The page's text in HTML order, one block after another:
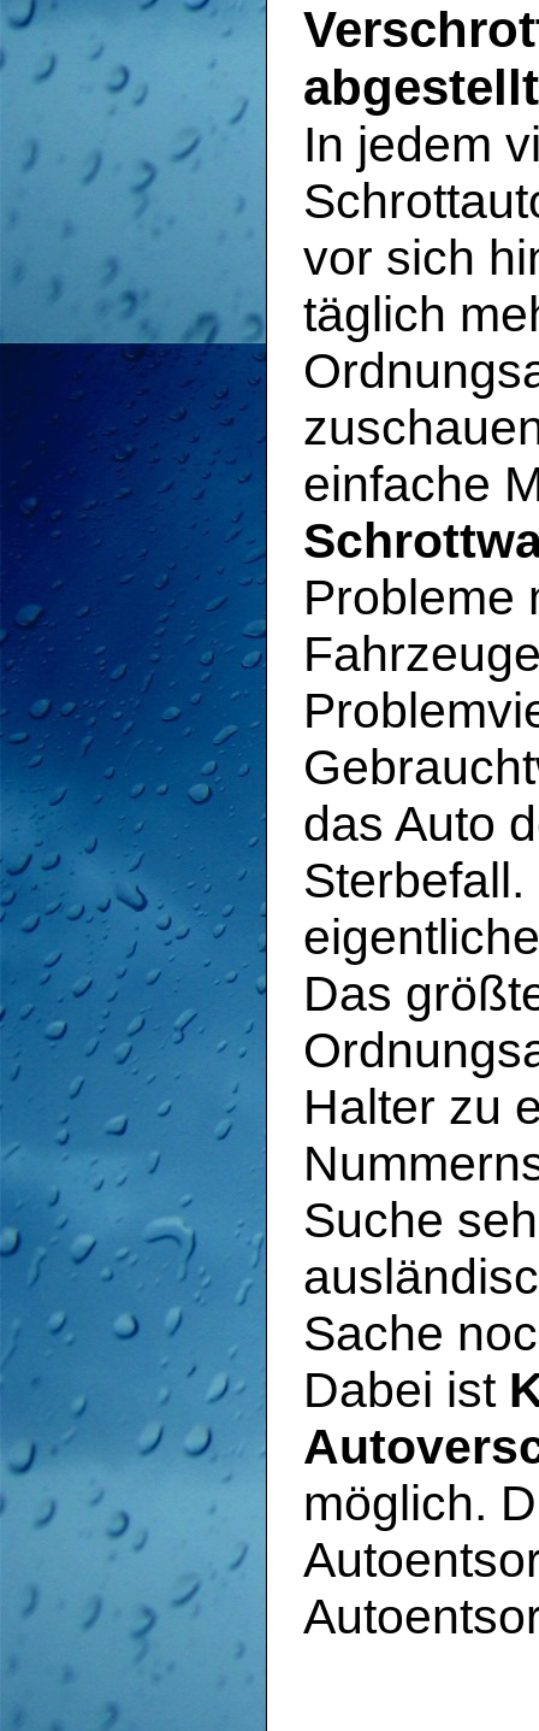
In jedem
vor sich
täglich
einfache
Probleme
das Auto
Das
Halter zu
Suche
Sache
Dabei ist
möglich.